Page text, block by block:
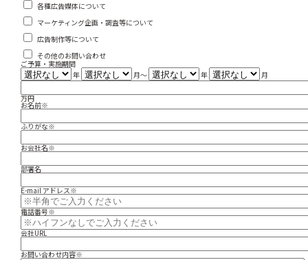
各種広告媒体について
マーケティング企画・調査等について
広告制作等について
その他のお問い合わせ
ご予算・実施期間
年
月〜 年 月
万円
お名前※
ふりがな※
お会社名※
部署名
E-mail アドレス※
電話番号※
会社URL
お問い合わせ内容※